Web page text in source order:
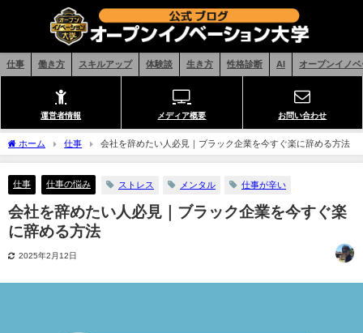
仕事 働き方 スキルアップ 体験談 生き方 性格診断 AI オープンイノ
運営者情報 メディア概要 お問い合わせ
ホーム 仕事 会社を辞めたい人必見｜ブラック企業を今すぐ楽に辞める方法
仕事 仕事の悩み ストレス メンタル 仕事が辛い
会社を辞めたい人必見｜ブラック企業を今すぐ楽
に辞める方法
2025年2月12日